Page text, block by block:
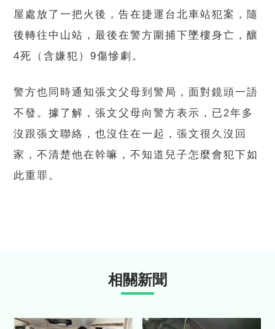
屋處放了一把火後，告在捷運台北車站犯案，隨
後轉往中山站，最後在警方圍捕下墜樓身亡，釀
4死（含嫌犯）9傷慘劇。
警方也同時通知張文父母到警局，面對鏡頭一語
不發。據了解，張文父母向警方表示，已2年多
沒跟張文聯絡，也沒住在一起，張文很久沒回
家，不清楚他在幹嘛，不知道兒子怎麼會犯下如
此重罪。
相關新聞